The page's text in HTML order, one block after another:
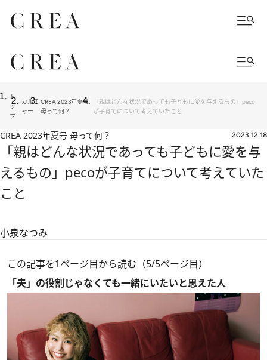
ト
ッ
プ
カルチ
ャー
CREA 2023年夏号
母って何？
「親はどんな状況であっても子どもに愛を与えるもの」peco
が子育てについて考えていたこと
CREA 2023年夏号 母って何？ 2023.12.18
「親はどんな状況であっても子どもに愛を与
えるもの」pecoが子育てについて考えていた
こと
小泉なつみ
この記事を1ページ目から読む（5/5ページ目）
「夫」の役割じゃなくても一緒にいたいと思えた人